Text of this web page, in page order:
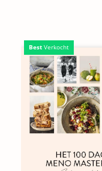
Best Verkocht